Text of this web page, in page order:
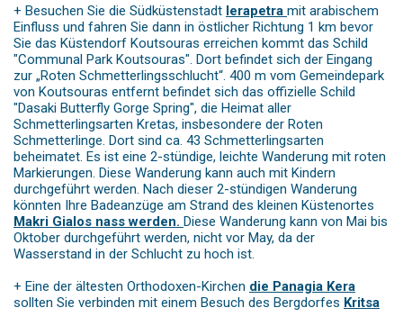
+ Besuchen Sie die Südküstenstadt Ierapetra mit arabischem
Einfluss und fahren Sie dann in östlicher Richtung 1 km bevor
Sie das Küstendorf Koutsouras erreichen kommt das Schild
"Communal Park Koutsouras". Dort befindet sich der Eingang
zur „Roten Schmetterlingsschlucht“. 400 m vom Gemeindepark
von Koutsouras entfernt befindet sich das offizielle Schild
"Dasaki Butterfly Gorge Spring", die Heimat aller
Schmetterlingsarten Kretas, insbesondere der Roten
Schmetterlinge. Dort sind ca. 43 Schmetterlingsarten
beheimatet. Es ist eine 2-stündige, leichte Wanderung mit roten
Markierungen. Diese Wanderung kann auch mit Kindern
durchgeführt werden. Nach dieser 2-stündigen Wanderung
könnten Ihre Badeanzüge am Strand des kleinen Küstenortes
Makri Gialos nass werden. Diese Wanderung kann von Mai bis
Oktober durchgeführt werden, nicht vor May, da der
Wasserstand in der Schlucht zu hoch ist.
+ Eine der ältesten Orthodoxen-Kirchen die Panagia Kera
sollten Sie verbinden mit einem Besuch des Bergdorfes Kritsa